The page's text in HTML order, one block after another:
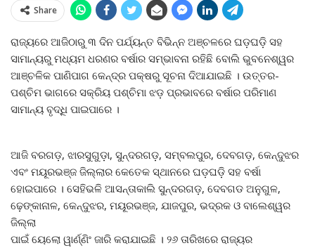
Share
ରାଜ୍ୟରେ ଆଜିଠାରୁ ୩ ଦିନ ପର୍ଯ୍ୟନ୍ତ ବିଭିନ୍ନ ଅଞ୍ଚଳରେ ଘଡ଼ଘଡ଼ି ସହ
ସାମାନ୍ୟରୁ ମଧ୍ୟମ ଧରଣର ବର୍ଷାର ସମ୍ଭାବନା ରହିଛି ବୋଲି ଭୁବନେଶ୍ୱର
ଆଞ୍ଚଳିକ ପାଣିପାଗ କେନ୍ଦ୍ର ପକ୍ଷରୁ ସୂଚନା ଦିଆଯାଇଛି । ଉତ୍ତର-
ପଶ୍ଚିମ ଭାଗରେ ସକ୍ରିୟ ପଶ୍ଚିମା ଝଡ଼ ପ୍ରଭାବରେ ବର୍ଷାର ପରିମାଣ
ସାମାନ୍ୟ ବୃଦ୍ଧି ପାଇପାରେ ।
ଆଜି ବରଗଡ଼, ଝାରସୁଗୁଡ଼ା, ସୁନ୍ଦରଗଡ଼, ସମ୍ବଲପୁର, ଦେବଗଡ଼, କେନ୍ଦୁଝର
ଏବଂ ମୟୂରଭଞ୍ଜ ଜିଲ୍ଲାର କେତେକ ସ୍ଥାନରେ ଘଡ଼ଘଡ଼ି ସହ ବର୍ଷା
ହୋଇପାରେ । ସେହିଭଳି ଆସନ୍ତାକାଲି ସୁନ୍ଦରଗଡ଼, ଦେବଗଡ ଅନୁଗୁଳ,
ଢ଼େଙ୍କାନାଳ, କେନ୍ଦୁଝର, ମୟୂରଭଞ୍ଜ, ଯାଜପୁର, ଭଦ୍ରକ ଓ ବାଲେଶ୍ୱର
ଜିଲ୍ଲା
ପାଇଁ ୟେଲୋ ୱାର୍ଣ୍ଣିଂ ଜାରି କରାଯାଇଛି । ୨୬ ତାରିଖରେ ରାଜ୍ୟର